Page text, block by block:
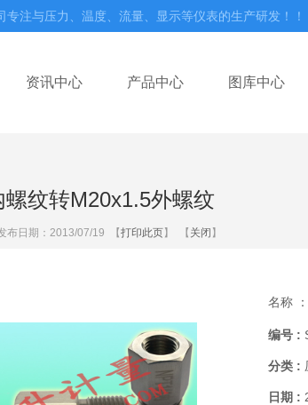
注与压力、温度、流量、显示等仪表的生产研发！！
资讯中心 产品中心 图库中心
螺纹转M20x1.5外螺纹
布日期：2013/07/19 【打印此页】 【 关闭 】
名称 ：
编号 :
分类 :
日期 :